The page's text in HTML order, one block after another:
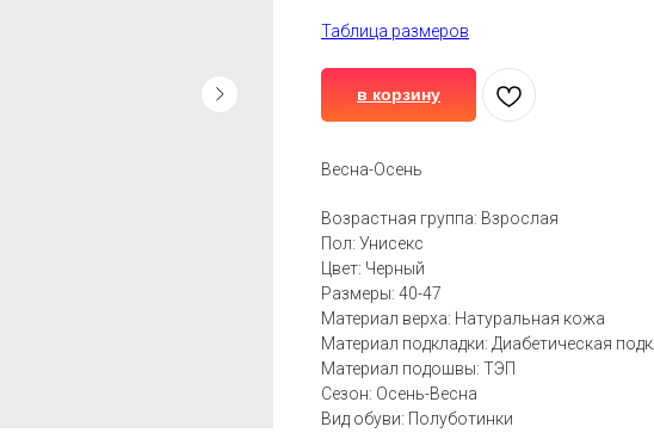
Таблица размеров
в корзину
Весна-Осень
Возрастная группа: Взрослая
Пол: Унисекс
Цвет: Черный
Размеры: 40-47
Материал верха: Натуральная кожа
Материал подкладки: Диабетическая
Материал подошвы: ТЭП
Сезон: Осень-Весна
Вид обуви: Полуботинки